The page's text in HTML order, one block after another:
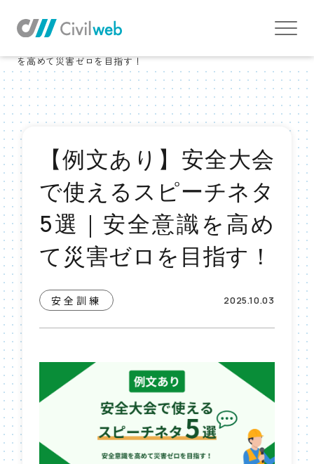
TOP お役立ち情報TOP
を高めて災害ゼロを目指す！
【例文あり】安全大会
で使えるスピーチネタ
5選｜安全意識を高め
て災害ゼロを目指す！
安全訓練 2025.10.03